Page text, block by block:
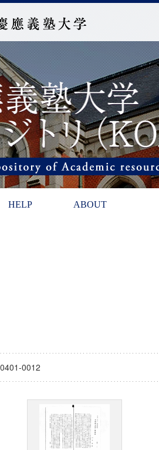
HELP ABOUT
0012